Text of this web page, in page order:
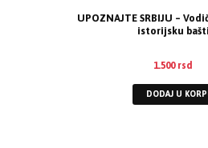
UPOZNAJTE SRBIJU –
istorijsku
1.500 rsd
DODAJ U